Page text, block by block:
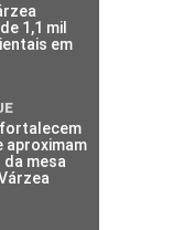
1,1 mil
em
aproximam
mesa